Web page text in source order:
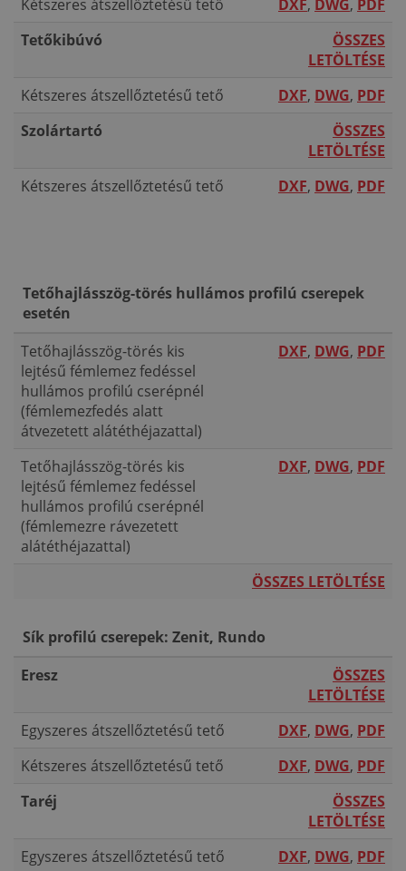
Kétszeres átszellőztetésű tető DXF, DWG, PDF
Tetőkibúvó
ÖSSZES
LETÖLTÉSE
Kétszeres átszellőztetésű tető
DXF, DWG, PDF
Szolártartó
ÖSSZES
LETÖLTÉSE
Kétszeres átszellőztetésű tető
DXF, DWG, PDF
Tetőhajlásszög-törés hullámos profilú cserepek
esetén
Tetőhajlásszög-törés kis
lejtésű fémlemez fedéssel
hullámos profilú cserépnél
(fémlemezfedés alatt
átvezetett alátéthéjazattal)
DXF, DWG, PDF
Tetőhajlásszög-törés kis
lejtésű fémlemez fedéssel
hullámos profilú cserépnél
(fémlemezre rávezetett
alátéthéjazattal)
DXF, DWG, PDF
ÖSSZES LETÖLTÉSE
Sík profilú cserepek: Zenit, Rundo
Eresz
ÖSSZES
LETÖLTÉSE
Egyszeres átszellőztetésű tető
DXF, DWG, PDF
Kétszeres átszellőztetésű tető
DXF, DWG, PDF
Taréj
ÖSSZES
LETÖLTÉSE
Egyszeres átszellőztetésű tető
DXF, DWG, PDF